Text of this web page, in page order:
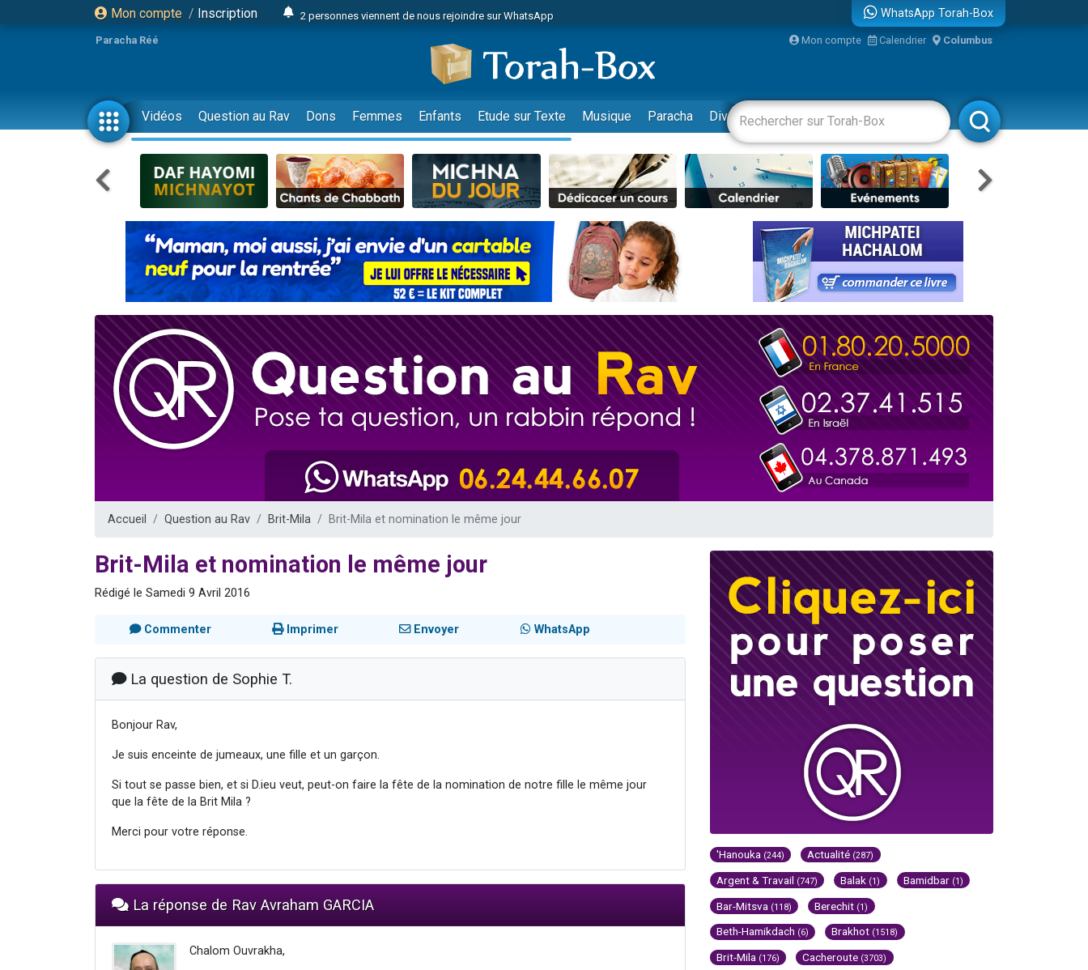
Mon compte / Inscription
2 personnes viennent de nous rejoindre sur WhatsApp
12 nouvelles musiques dans Torah-Box Music
30 personnes viennent de faire un don pour Sauvez la jambe de Yohan
Il reste 49 places pour étudier en groupe sur Zoom
3 personnes viennent de nous rejoindre sur WhatsApp
2 personnes viennent de nous rejoindre sur WhatsApp
3 personnes viennent de nous rejoindre sur WhatsApp
2 nouvelles musiques dans Torah-Box Music
8 personnes viennent de faire un don pour Tsédaka : pauvres d'Israel
Nouvelle émission radio : Visions de grandeur n°104 : Le Chabbath et le Birkat Hamazone à travers le temps
61 personnes viennent de demander une bénédiction
Il reste 49 places pour étudier en groupe sur Zoom
Ariel vient de donner son Maasser
Nathaniel vient de donner son Maasser
6 personnes viennent de faire un don pour 5 enfants déjà orphelins risquent de perdre leur maman
10 personnes viennent de demander une bénédiction
Il reste 49 places pour étudier en groupe sur Zoom
3 personnes viennent de faire un don pour Diane, 80 ans, dans un appartement insalubre
WhatsApp Torah-Box
Paracha Réé Mon compte Calendrier Columbus
Vidéos Question au Rav Dons Femmes Enfants Etude sur Texte Musique Paracha Divertissements Livres Rabbanim
Accueil Question au Rav Brit-Mila Brit-Mila et nomination le même jour
Brit-Mila et nomination le même jour
Rédigé le Samedi 9 Avril 2016
Commenter Imprimer Envoyer WhatsApp
La question de Sophie T.
Bonjour Rav,
Je suis enceinte de jumeaux, une fille et un garçon.
Si tout se passe bien, et si D.ieu veut, peut-on faire la fête de la nomination de notre fille le même jour
que la fête de la Brit Mila ?
Merci pour votre réponse.
La réponse de Rav Avraham GARCIA
Chalom Ouvrakha,
'Hanouka (244) Actualité (287)
Argent & Travail (747) Balak (1) Bamidbar (1)
Bar-Mitsva (118) Berechit (1)
Beth-Hamikdach (6) Brakhot (1518)
Brit-Mila (176) Cacheroute (3703)